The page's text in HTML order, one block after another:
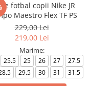
fotbal copii Nike JR
Maestro Flex TF PS
229,00 Lei
219,00 Lei
Marime:
25.5 25 26 27
27.5
29.5 30 31 31.5